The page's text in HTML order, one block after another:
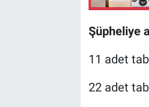
Şüpheliye
11 adet
22 adet